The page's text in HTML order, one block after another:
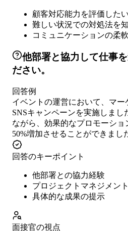
顧客対応能力を評価したい
難しい状況での対処法を
コミュニケーションの柔
他部署と協力して仕事
ださい。
回答例
イベントの運営において、マー
SNSキャンペーンを実施しま
ながら、効果的なプロモーシ
50%増加させることができまし
回答のキーポイント
他部署との協力経験
プロジェクトマネジメン
具体的な成果の提示
面接官の視点